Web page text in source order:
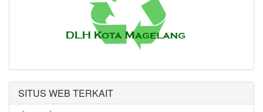
SITUS WEB TERKAIT